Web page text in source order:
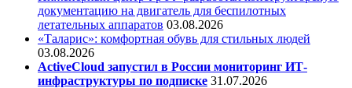
документацию на двигатель для беспилотных
летательных аппаратов 03.08.2026
«Таларис»: комфортная обувь для стильных людей
03.08.2026
ActiveCloud запустил в России мониторинг ИТ-
инфраструктуры по подписке 31.07.2026